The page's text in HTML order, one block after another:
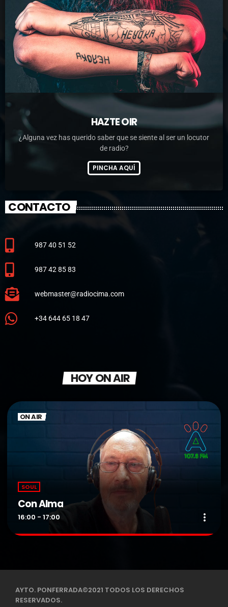
HAZTE OIR
¿Alguna vez has querido saber que se siente al ser un locutor
de radio?
PINCHA AQUÍ
CONTACTO
987 40 51 52
987 42 85 83
webmaster@radiocima.com
+34 644 65 18 47
HOY ON AIR
ON AIR
SOUL
Con Alma
16:00 - 17:00 more_vert
AYTO. PONFERRADA©2021 TODOS LOS DERECHOS
RESERVADOS.